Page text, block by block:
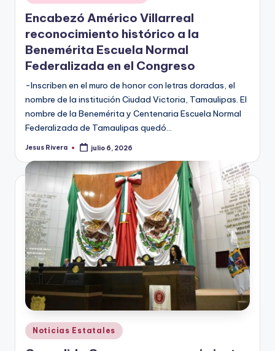
en
Encabezó Américo Villarreal
reconocimiento histórico a la
Benemérita Escuela Normal
Federalizada en el Congreso
-Inscriben en el muro de honor con letras doradas, el
nombre de la institución Ciudad Victoria, Tamaulipas. El
nombre de la Benemérita y Centenaria Escuela Normal
Federalizada de Tamaulipas quedó…
Publicado
Jesus Rivera julio 6, 2026
Publicado
en
Noticias Estatales